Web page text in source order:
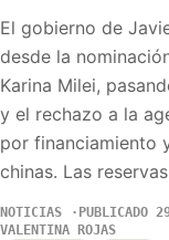
El gobierno de
desde la
Karina Milei,
y el rechazo a la
por financiamiento
chinas. Las
NOTICIAS PUBLICADO
VALENTINA ROJAS